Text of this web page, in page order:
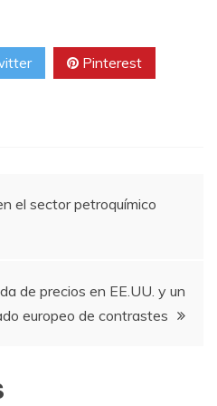
Pinterest
el sector petroquímico
de precios en EE.UU. y un
europeo de contrastes